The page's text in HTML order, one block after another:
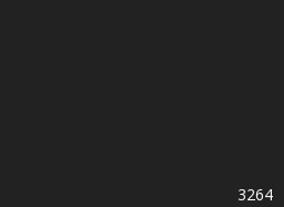
3264